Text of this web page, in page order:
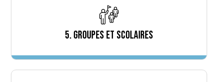
5. GROUPES ET SCOLAIRES